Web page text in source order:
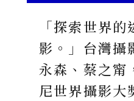
「探索世界
影。」台灣攝
永森、蔡之甯
尼世界攝影大